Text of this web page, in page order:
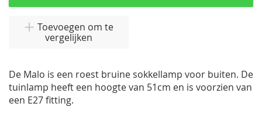
Toevoegen om te
vergelijken
De Malo is een roest bruine sokkellamp voor buiten. De
tuinlamp heeft een hoogte van 51cm en is voorzien van
een E27 fitting.